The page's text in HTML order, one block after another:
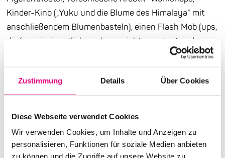
Zustimmung Details Über Cookies
Diese Webseite verwendet Cookies
Wir verwenden Cookies, um Inhalte und Anzeigen zu
personalisieren, Funktionen für soziale Medien anbieten
zu können und die Zugriffe auf unsere Website zu
Kinder-Kino („Yuku und die Blume des Himalaya“ mit
anschließendem Blumenbasteln), einen Flash Mob (ups,
dürfen wir eigentlich noch gar nicht verraten) und
weitere Überraschungen wie z.B. eine „Playtronica
Station“: Durch Berührung können dort kinderleicht
Gegenstände in Klänge verwandelt werden. All das
macht unseren Kindertag zu einem großen Spaß für
kleine Entdeckerinnen und Entdecker von 3 bis 10
und ab August vorab abrufbar sein.